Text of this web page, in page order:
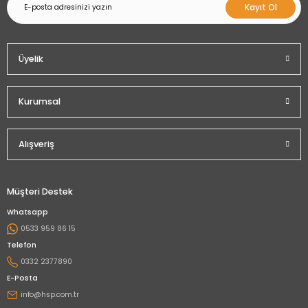
Kayıt Ol
Üyelik
Kurumsal
Alışveriş
Müşteri Destek
Whatsapp
0533 959 86 15
Telefon
0332 2377890
E-Posta
info@hsp.com.tr